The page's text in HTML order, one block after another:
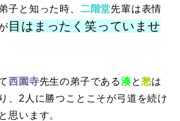
子と知った時、 二階堂先輩は表情
目はまったく笑っていませ
西園寺先生の弟子である湊と 愁は
、2人に勝つことこそが弓道を続け
思います。